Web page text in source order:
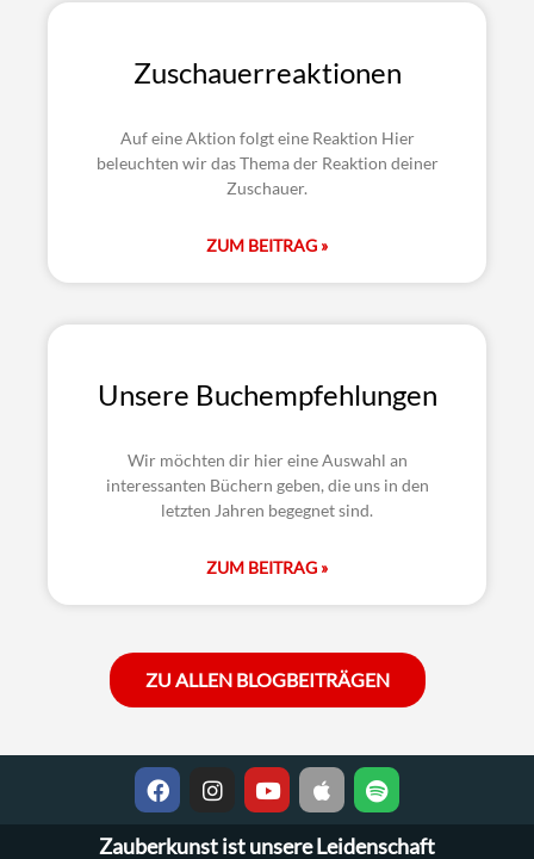
Zuschauerreaktionen
Auf eine Aktion folgt eine Reaktion Hier
beleuchten wir das Thema der Reaktion deiner
Zuschauer.
ZUM BEITRAG »
Unsere Buchempfehlungen
Wir möchten dir hier eine Auswahl an
interessanten Büchern geben, die uns in den
letzten Jahren begegnet sind.
ZUM BEITRAG »
ZU ALLEN BLOGBEITRÄGEN
Zauberkunst ist unsere Leidenschaft